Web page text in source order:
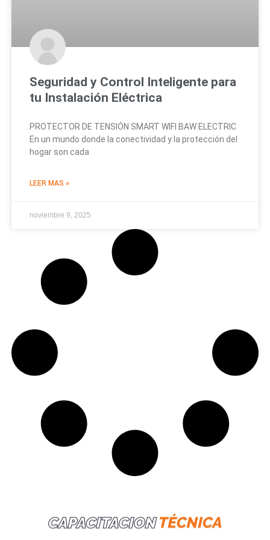
Seguridad y Control Inteligente para
tu Instalación Eléctrica
PROTECTOR DE TENSIÓN SMART WIFI BAW ELECTRIC
En un mundo donde la conectividad y la protección del
hogar son cada
LEER MAS »
noviembre 9, 2025